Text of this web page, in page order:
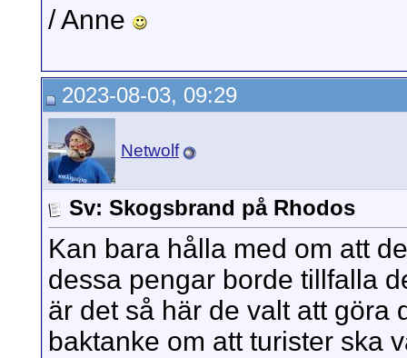
/ Anne
2023-08-03, 09:29
Netwolf
Sv: Skogsbrand på Rhodos
Kan bara hålla med om att
dessa pengar borde tillfalla
är det så här de valt att göra
baktanke om att turister ska